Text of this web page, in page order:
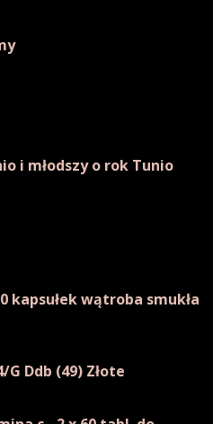
i młodszy o rok Tunio
kapsułek wątroba smukła
G Ddb (49) Złote